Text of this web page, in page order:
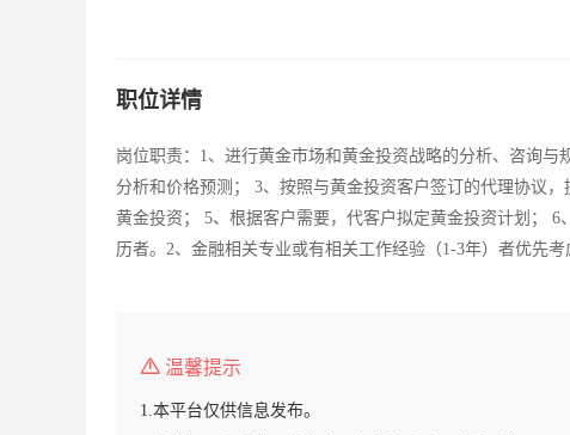
职位详情
岗位职责：1、进行黄金市场和黄金投资战略的分析、咨询
分析和价格预测； 3、按照与黄金投资客户签订的代理协议
黄金投资； 5、根据客户需要，代客户拟定黄金投资计划；
历者。2、金融相关专业或有相关工作经验（1-3年）者优先考
温馨提示
1.本平台仅供信息发布。